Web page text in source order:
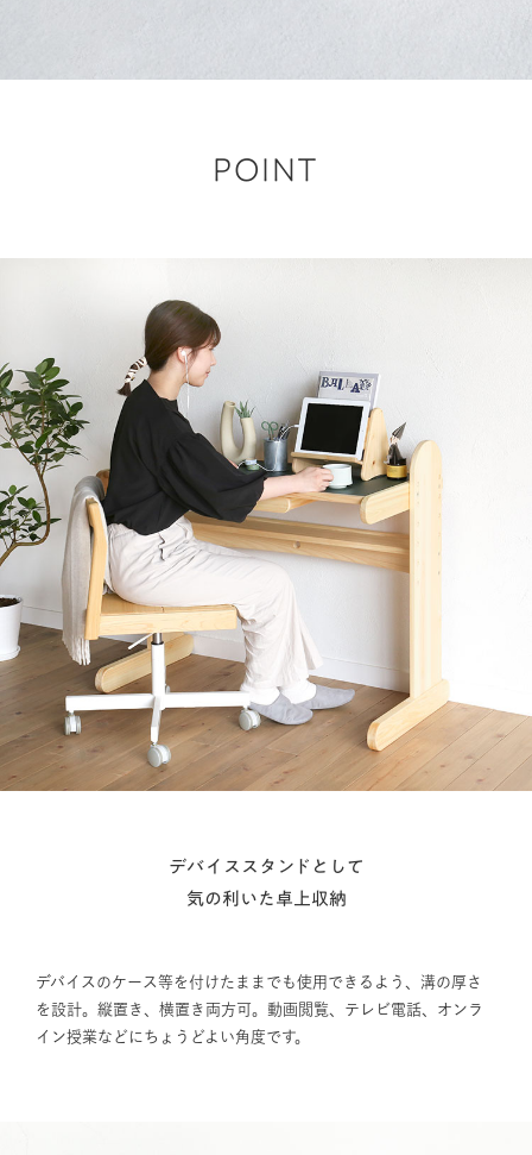
POINT
デバイススタンドとして
気の利いた卓上収納
デバイスのケース等を付けたままでも使用できるよう、溝の厚さ
を設計。縦置き、横置き両方可。動画閲覧、テレビ電話、オンラ
イン授業などにちょうどよい角度です。